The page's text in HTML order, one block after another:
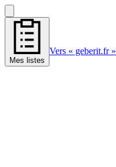
Mes listes
Vers « geberit.fr »